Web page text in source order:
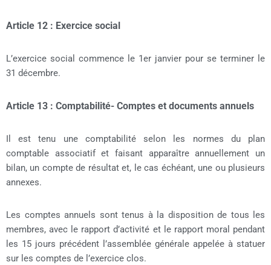
Article 12 : Exercice social
L’exercice social commence le 1er janvier pour se terminer le
31 décembre.
Article 13 : Comptabilité- Comptes et documents annuels
Il est tenu une comptabilité selon les normes du plan
comptable associatif et faisant apparaître annuellement un
bilan, un compte de résultat et, le cas échéant, une ou plusieurs
annexes.
Les comptes annuels sont tenus à la disposition de tous les
membres, avec le rapport d’activité et le rapport moral pendant
les 15 jours précédent l’assemblée générale appelée à statuer
sur les comptes de l’exercice clos.